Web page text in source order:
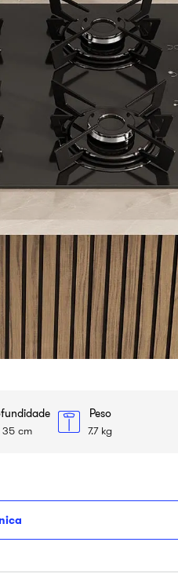
35 cm
Peso
7.7 kg